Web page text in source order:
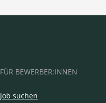
FÜR BEWERBER:INNEN
Job suchen